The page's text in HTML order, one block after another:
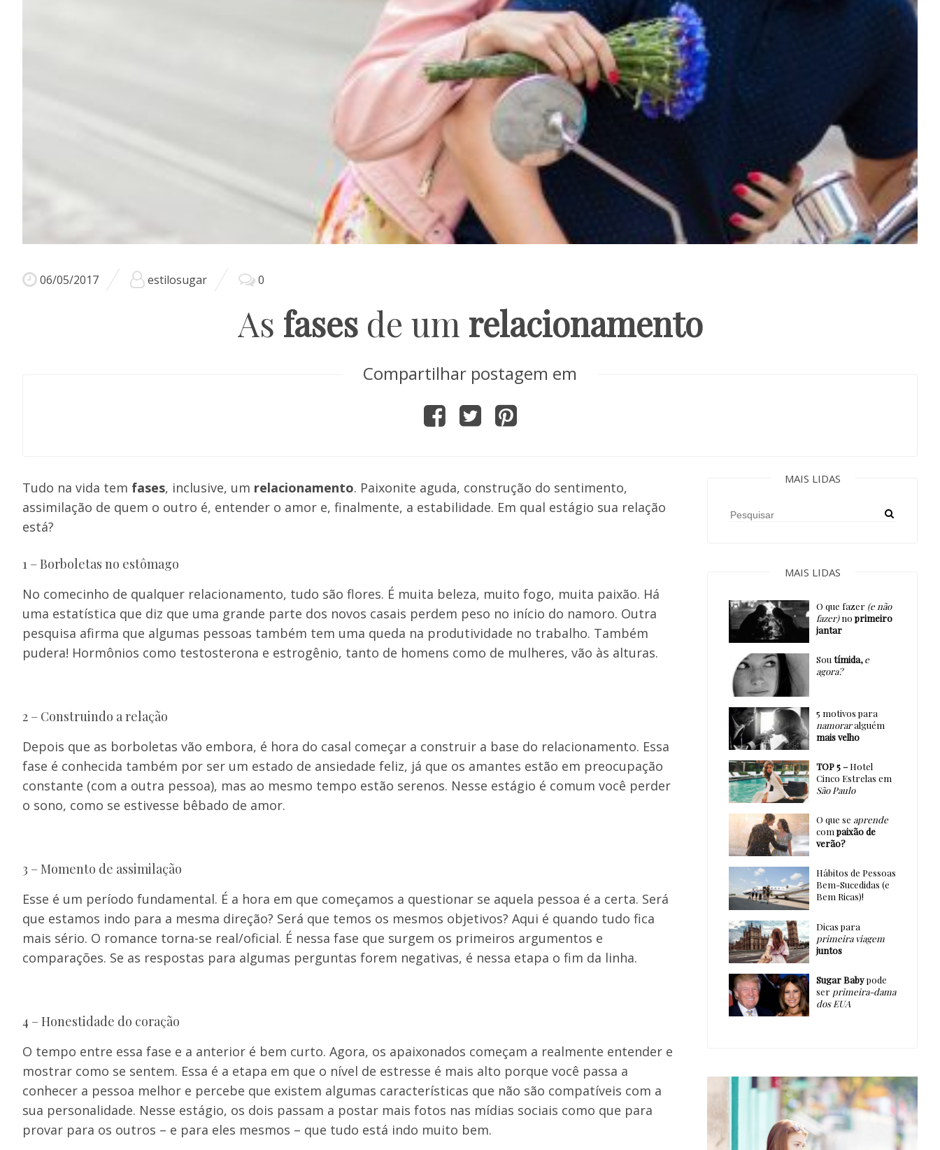
06/05/2017 estilosugar 0
As fasesde um relacionamento
Compartilhar postagem em
Tudo na vida tem fases, inclusive, um relacionamento. Paixonite aguda, construção do sentimento,
assimilação de quem o outro é, entender o amor e, finalmente, a estabilidade. Em qual estágio sua relação
está?
1 – Borboletas no estômago
No comecinho de qualquer relacionamento, tudo são flores. É muita beleza, muito fogo, muita paixão. Há
uma estatística que diz que uma grande parte dos novos casais perdem peso no início do namoro. Outra
pesquisa afirma que algumas pessoas também tem uma queda na produtividade no trabalho. Também
pudera! Hormônios como testosterona e estrogênio, tanto de homens como de mulheres, vão às alturas.
2 – Construindo a relação
Depois que as borboletas vão embora, é hora do casal começar a construir a base do relacionamento. Essa
fase é conhecida também por ser um estado de ansiedade feliz, já que os amantes estão em preocupação
constante (com a outra pessoa), mas ao mesmo tempo estão serenos. Nesse estágio é comum você perder
o sono, como se estivesse bêbado de amor.
3 – Momento de assimilação
Esse é um período fundamental. É a hora em que começamos a questionar se aquela pessoa é a certa. Será
que estamos indo para a mesma direção? Será que temos os mesmos objetivos? Aqui é quando tudo fica
mais sério. O romance torna-se real/oficial. É nessa fase que surgem os primeiros argumentos e
comparações. Se as respostas para algumas perguntas forem negativas, é nessa etapa o fim da linha.
4 – Honestidade do coração
O tempo entre essa fase e a anterior é bem curto. Agora, os apaixonados começam a realmente entender e
mostrar como se sentem. Essa é a etapa em que o nível de estresse é mais alto porque você passa a
conhecer a pessoa melhor e percebe que existem algumas características que não são compatíveis com a
sua personalidade. Nesse estágio, os dois passam a postar mais fotos nas mídias sociais como que para
provar para os outros – e para eles mesmos – que tudo está indo muito bem.
MAIS LIDAS
MAIS LIDAS
O que fazer (e não
fazer)noprimeiro
jantar
Sou tímida, e
agora?
5 motivos para
namoraralguém
mais velho
TOP 5 –Hotel
Cinco Estrelas em
São Paulo
O que se aprende
compaixão de
verão?
Hábitos de Pessoas
Bem-Sucedidas (e
Bem Ricas)!
Dicas para
primeira viagem
juntos
Sugar Babypode
ser primeira-dama
dos EUA